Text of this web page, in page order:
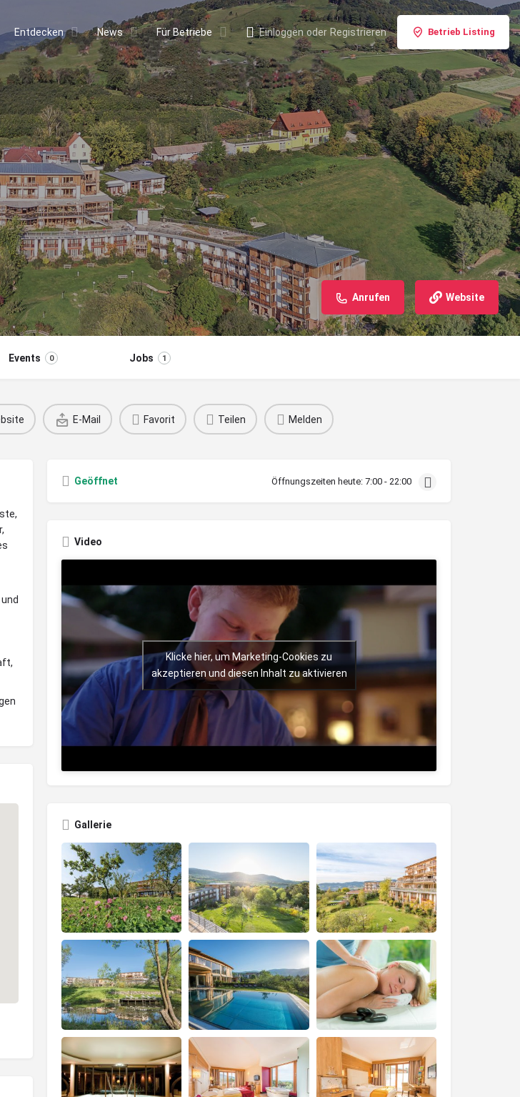
Entdecken News Für Betriebe Einloggen oder Registrieren Betrieb Listing
Anrufen Website
Events 0 Jobs 1
E-Mail Favorit Teilen Melden
Geöffnet Öffnungszeiten heute: 7:00 - 22:00
Video
Klicke hier, um Marketing-Cookies zu
akzeptieren und diesen Inhalt zu aktivieren
Gallerie